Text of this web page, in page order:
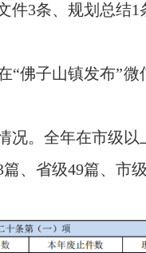
件3条、规划总结1
“佛子山镇发布”
况。全年在市级
、省级49篇、市